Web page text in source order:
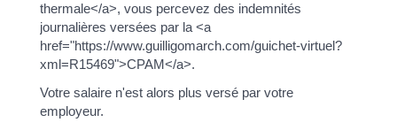
thermale</a>, vous percevez des indemnités
journalières versées par la <a
href="https://www.guilligomarch.com/guichet-virtuel?
xml=R15469">CPAM</a>.
Votre salaire n'est alors plus versé par votre
employeur.